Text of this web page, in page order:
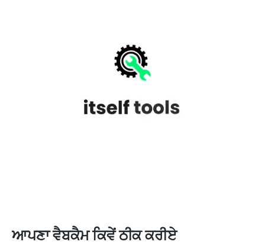
ਆਪਣਾ ਵੈਬਕੈਮ ਕਿਵੇਂ ਠੀਕ ਕਰੀਏ